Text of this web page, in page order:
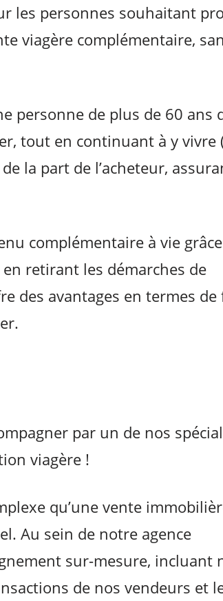
les personnes souhaitant
viagère complémentaire,
personne de plus de 60 ans
tout en continuant à y vivre
la part de l’acheteur,
complémentaire à vie
retirant les démarches de
des avantages en termes de
par un de nos
viagère !
qu’une vente
Au sein de notre agence
sur-mesure, incluant
de nos vendeurs et